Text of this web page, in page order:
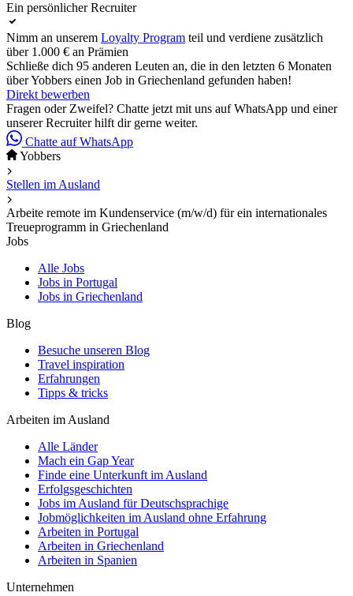
Ein persönlicher Recruiter
Nimm an unserem Loyalty Program teil und verdiene zusätzlich
über 1.000 € an Prämien
Schließe dich 95 anderen Leuten an, die in den letzten 6 Monaten
über Yobbers einen Job in Griechenland gefunden haben!
Direkt bewerben
Fragen oder Zweifel? Chatte jetzt mit uns auf WhatsApp und einer
unserer Recruiter hilft dir gerne weiter.
Chatte auf WhatsApp
Yobbers
Stellen im Ausland
Arbeite remote im Kundenservice (m/w/d) für ein internationales
Treueprogramm in Griechenland
Jobs
Alle Jobs
Jobs in Portugal
Jobs in Griechenland
Blog
Besuche unseren Blog
Travel inspiration
Erfahrungen
Tipps & tricks
Arbeiten im Ausland
Alle Länder
Mach ein Gap Year
Finde eine Unterkunft im Ausland
Erfolgsgeschichten
Jobs im Ausland für Deutschsprachige
Jobmöglichkeiten im Ausland ohne Erfahrung
Arbeiten in Portugal
Arbeiten in Griechenland
Arbeiten in Spanien
Unternehmen